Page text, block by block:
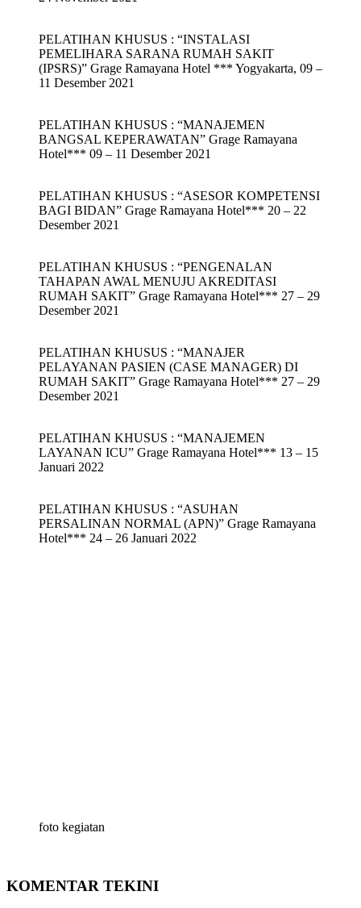
PELATIHAN KHUSUS : “INSTALASI
PEMELIHARA SARANA RUMAH SAKIT
(IPSRS)” Grage Ramayana Hotel *** Yogyakarta, 09 –
11 Desember 2021
PELATIHAN KHUSUS : “MANAJEMEN
BANGSAL KEPERAWATAN” Grage Ramayana
Hotel*** 09 – 11 Desember 2021
PELATIHAN KHUSUS : “ASESOR KOMPETENSI
BAGI BIDAN” Grage Ramayana Hotel*** 20 – 22
Desember 2021
PELATIHAN KHUSUS : “PENGENALAN
TAHAPAN AWAL MENUJU AKREDITASI
RUMAH SAKIT” Grage Ramayana Hotel*** 27 – 29
Desember 2021
PELATIHAN KHUSUS : “MANAJER
PELAYANAN PASIEN (CASE MANAGER) DI
RUMAH SAKIT” Grage Ramayana Hotel*** 27 – 29
Desember 2021
PELATIHAN KHUSUS : “MANAJEMEN
LAYANAN ICU” Grage Ramayana Hotel*** 13 – 15
Januari 2022
PELATIHAN KHUSUS : “ASUHAN
PERSALINAN NORMAL (APN)” Grage Ramayana
Hotel*** 24 – 26 Januari 2022
foto kegiatan
KOMENTAR TEKINI